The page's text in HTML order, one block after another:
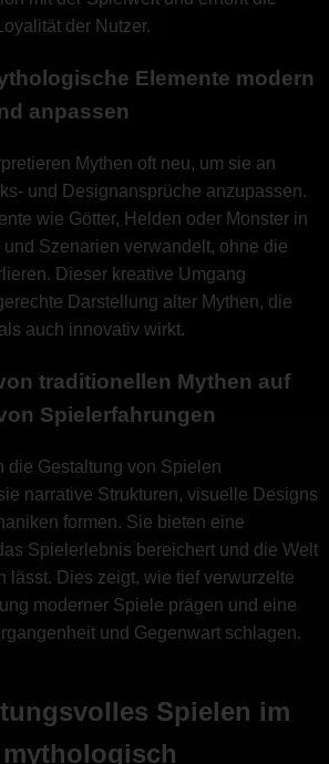
der Nutzer.
Elemente modern
anpassen
Mythen oft neu, um sie an
und Designansprüche anzupassen.
wie Götter, Helden oder Monster in
Szenarien verwandelt, ohne die
Dieser kreative Umgang
Darstellung alter Mythen, die
auch innovativ wirkt.
traditionellen Mythen auf
Spielerfahrungen
die Gestaltung von Spielen
narrative Strukturen, visuelle Designs
formen. Sie bieten eine
Spielerlebnis bereichert und die Welt
lässt. Dies zeigt, wie tief verwurzelte
moderner Spiele prägen und eine
und Gegenwart schlagen.
Spielen im